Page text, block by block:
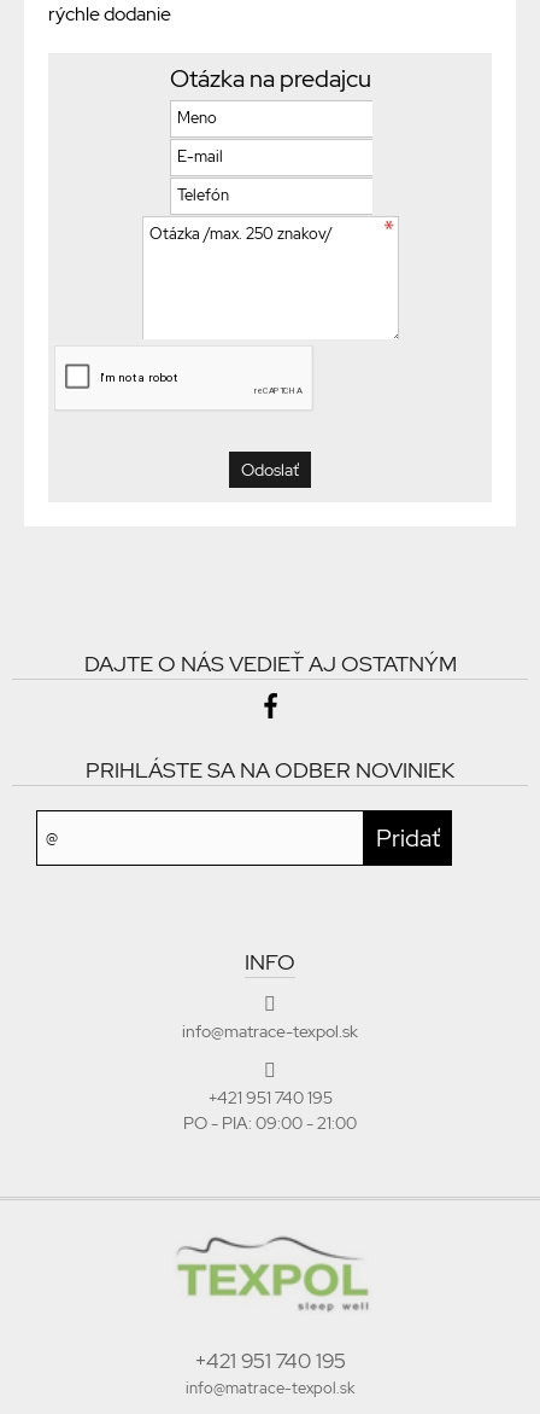
rýchle dodanie
Otázka na predajcu
DAJTE O NÁS VEDIEŤ AJ OSTATNÝM
PRIHLÁSTE SA NA ODBER NOVINIEK
INFO
info@matrace-texpol.sk
+421 951 740 195
PO - PIA: 09:00 - 21:00
+421 951 740 195
info@matrace-texpol.sk